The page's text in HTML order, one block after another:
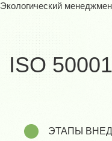
Экологический
ISO 50001
ЭТАПЫ